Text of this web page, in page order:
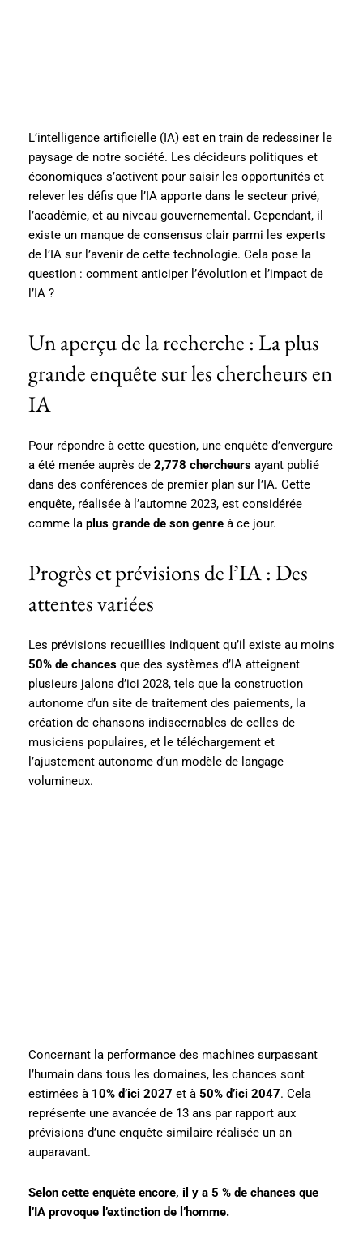
L’intelligence artificielle (IA) est en train de redessiner le
paysage de notre société. Les décideurs politiques et
économiques s’activent pour saisir les opportunités et
relever les défis que l’IA apporte dans le secteur privé,
l’académie, et au niveau gouvernemental. Cependant, il
existe un manque de consensus clair parmi les experts
de l’IA sur l’avenir de cette technologie. Cela pose la
question : comment anticiper l’évolution et l’impact de
l’IA ?
Un aperçu de la recherche : La plus
grande enquête sur les chercheurs en
IA
Pour répondre à cette question, une enquête d’envergure
a été menée auprès de 2,778 chercheurs ayant publié
dans des conférences de premier plan sur l’IA. Cette
enquête, réalisée à l’automne 2023, est considérée
comme la plus grande de son genre à ce jour.
Progrès et prévisions de l’IA : Des
attentes variées
Les prévisions recueillies indiquent qu’il existe au moins
50% de chances que des systèmes d’IA atteignent
plusieurs jalons d’ici 2028, tels que la construction
autonome d’un site de traitement des paiements, la
création de chansons indiscernables de celles de
musiciens populaires, et le téléchargement et
l’ajustement autonome d’un modèle de langage
volumineux.
Concernant la performance des machines surpassant
l’humain dans tous les domaines, les chances sont
estimées à 10% d’ici 2027 et à 50% d’ici 2047. Cela
représente une avancée de 13 ans par rapport aux
prévisions d’une enquête similaire réalisée un an
auparavant.
Selon cette enquête encore, il y a 5 % de chances que
l’IA provoque l’extinction de l’homme.